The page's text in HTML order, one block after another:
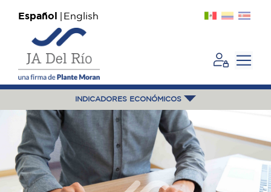
Español English
INDICADORES ECONÓMICOS